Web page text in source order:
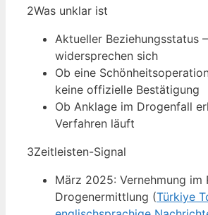
2Was unklar ist
Aktueller Beziehungsstatus
widersprechen sich
Ob eine
keine offizielle Bestätigung
Ob Anklage im Drogenfall
Verfahren läuft
3Zeitleisten-Signal
März 2025: Vernehmung im
Drogenermittlung (Türkiye